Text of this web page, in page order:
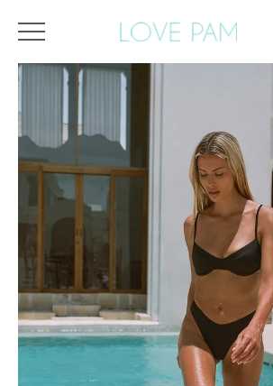
Все купальники Раздельные Топы Кира